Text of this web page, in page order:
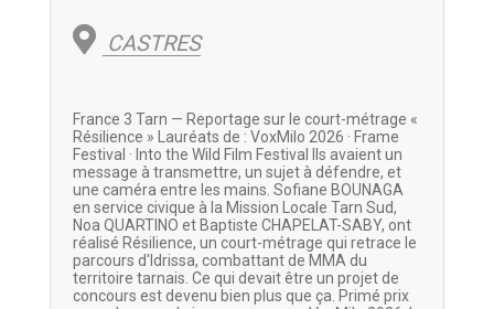
CASTRES
France 3 Tarn — Reportage sur le court-métrage «
Résilience » Lauréats de : VoxMilo 2026 · Frame
Festival · Into the Wild Film Festival Ils avaient un
message à transmettre, un sujet à défendre, et
une caméra entre les mains. Sofiane BOUNAGA
en service civique à la Mission Locale Tarn Sud,
Noa QUARTINO et Baptiste CHAPELAT-SABY, ont
réalisé Résilience, un court-métrage qui retrace le
parcours d'Idrissa, combattant de MMA du
territoire tarnais. Ce qui devait être un projet de
concours est devenu bien plus que ça. Primé prix